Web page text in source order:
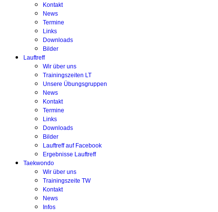
Kontakt
News
Termine
Links
Downloads
Bilder
Lauftreff
Wir über uns
Trainingszeiten LT
Unsere Übungsgruppen
News
Kontakt
Termine
Links
Downloads
Bilder
Lauftreff auf Facebook
Ergebnisse Lauftreff
Taekwondo
Wir über uns
Trainingszeite TW
Kontakt
News
Infos